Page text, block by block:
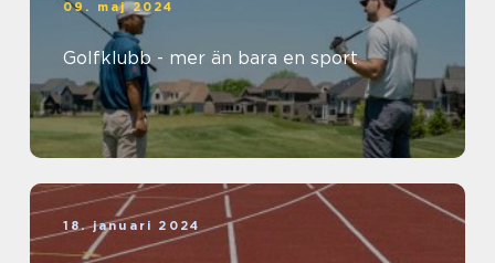
09. maj 2024
Golfklubb - mer än bara en sport
18. januari 2024